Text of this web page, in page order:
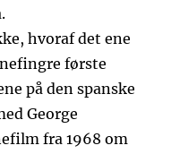
hvoraf det ene
første
på den spanske
George
fra 1968 om